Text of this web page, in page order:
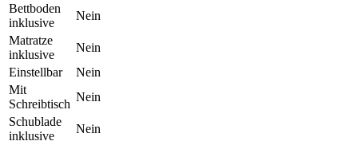
Bettboden
inklusive
Nein
Matratze
inklusive
Nein
Einstellbar
Nein
Mit
Schreibtisch
Nein
Schublade
inklusive
Nein